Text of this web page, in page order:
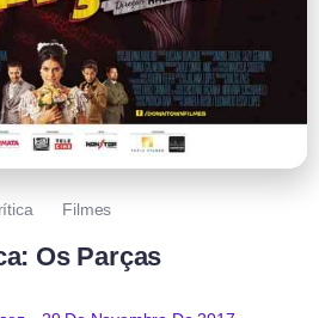
Filmes
Os Parças